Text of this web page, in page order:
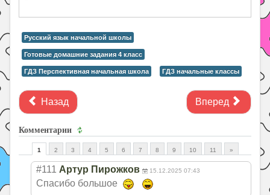
Русский язык начальной школы
Готовые домашние задания 4 класс
ГДЗ Перспективная начальная школа ГДЗ начальные классы
Назад Вперед
Комментарии
1 2 3 4 5 6 7 8 9 10 11 »
#111 Артур Пирожков 15.12.2025 07:43
Спасибо большое